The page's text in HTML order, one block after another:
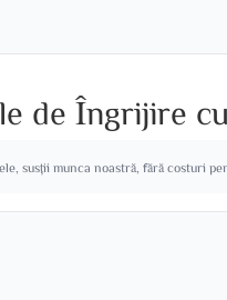
de Îngrijire
susții munca noastră, fără costuri